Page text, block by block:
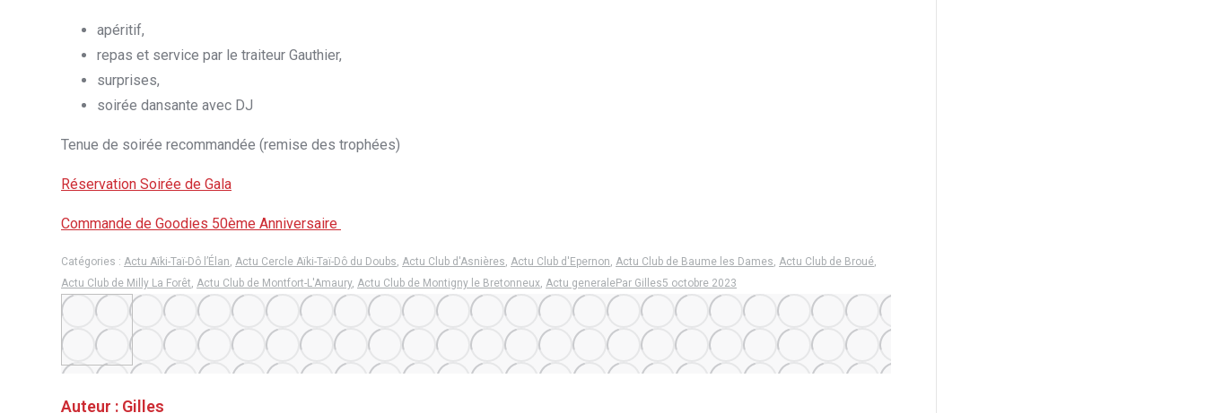
apéritif,
repas et service par le traiteur Gauthier,
surprises,
soirée dansante avec DJ
Tenue de soirée recommandée (remise des trophées)
Réservation Soirée de Gala
Commande de Goodies 50ème Anniversaire
Catégories : Actu Aïki-Taï-Dô l’Élan Actu Cercle Aïki-Taï-Dô du Doubs Actu Club d'Asnières Actu Club d'Epernon Actu Club de Baume les Dames Actu Club de Broué
Actu Club de Milly La Forêt Actu Club de Montfort-L'Amaury, Actu Club de Montigny le Bretonneux Actu generalePar Gilles5 octobre 2023
Auteur : Gilles